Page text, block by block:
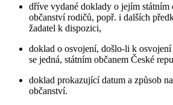
dříve vydané doklady o jejím státním
občanství rodičů, popř. i dalších
žadatel k dispozici,
doklad o osvojení, došlo-li k
se jedná, státním občanem České
doklad prokazující datum a způsob
občanství.